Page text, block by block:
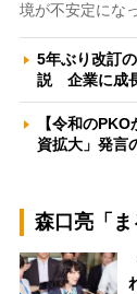
境が不安定にな
5年ぶり改訂
説 企業に成
【令和の
資拡大」発
森口亮「ま